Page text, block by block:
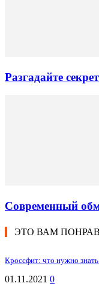
Разгадайте
Современный
ЭТО ВАМ
Кроссфит: что нужно знать
01.11.2021 0